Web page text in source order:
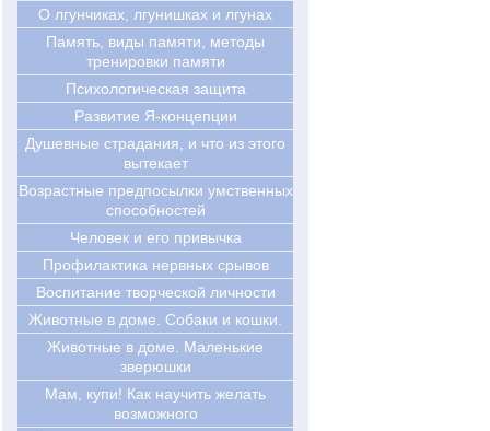
О лгунчиках, лгунишках и лгунах
Память, виды памяти, методы
тренировки памяти
Психологическая защита
Развитие Я-концепции
Душевные страдания, и что из этого
вытекает
Возрастные предпосылки умственных
способностей
Человек и его привычка
Профилактика нервных срывов
Воспитание творческой личности
Животные в доме. Собаки и кошки.
Животные в доме. Маленькие
зверюшки
Мам, купи! Как научить желать
возможного